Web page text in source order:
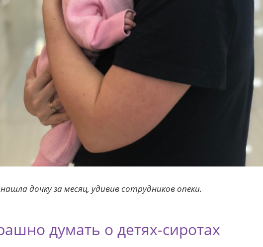
дочку за месяц, удивив сотрудников опеки.
думать о детях-сиротах